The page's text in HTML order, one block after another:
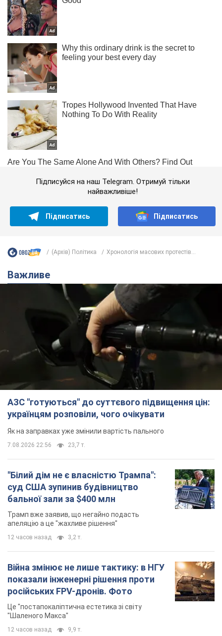
Підписуйся на наш Telegram. Отримуй тільки
найважливіше!
Підписатись Підписатись
(Архів) Політика Хронологія масових протестів...
Важливе
АЗС "готуються" до суттєвого підвищення цін:
українцям розповіли, чого очікувати
Як на заправках уже змінили вартість пального
7.08.2026 22:56 23,7 т.
"Білий дім не є власністю Трампа":
суд США зупинив будівництво
бальної зали за $400 млн
Трамп вже заявив, що негайно подасть
апеляцію а це "жахливе рішення"
12 часов назад 3,2 т.
Війна змінює не лише тактику: в НГУ
показали інженерні рішення проти
російських FPV-дронів. Фото
Це "постапокаліптична естетика зі світу
"Шаленого Макса"
12 часов назад 9,9 т.